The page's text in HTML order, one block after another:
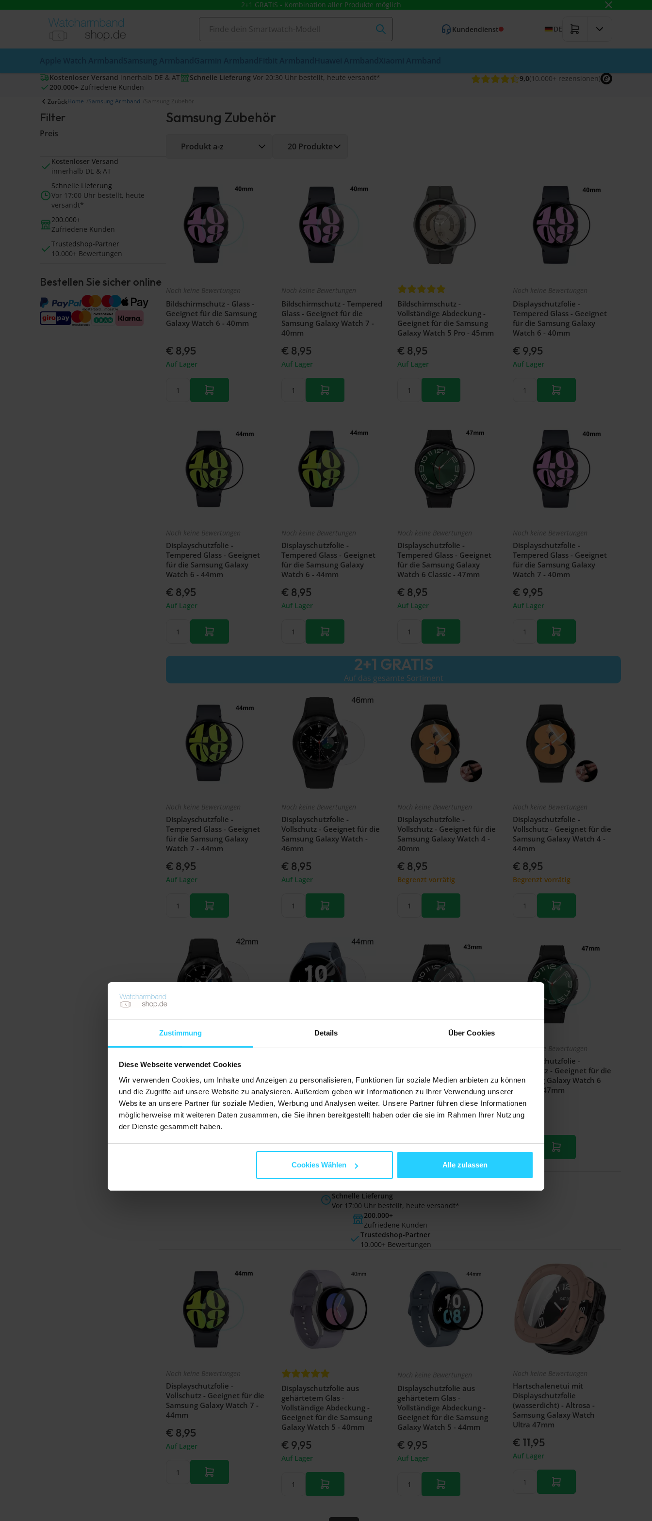
Zustimmung Details Über Cookies
Diese Webseite verwendet Cookies
Wir verwenden Cookies, um Inhalte und Anzeigen zu personalisieren, Funktionen für soziale Medien anbieten zu können
und die Zugriffe auf unsere Website zu analysieren. Außerdem geben wir Informationen zu Ihrer Verwendung unserer
Website an unsere Partner für soziale Medien, Werbung und Analysen weiter. Unsere Partner führen diese Informationen
möglicherweise mit weiteren Daten zusammen, die Sie ihnen bereitgestellt haben oder die sie im Rahmen Ihrer Nutzung
der Dienste gesammelt haben.
Cookies Wählen Alle zulassen
2+1 GRATIS - Kombination aller Produkte möglich
Kundendienst DE
Kostenloser Versand innerhalb DE & AT Schnelle Lieferung Vor 20:30 Uhr bestellt, heute versandt*
200.000+ Zufriedene Kunden
9,0(10.000+ rezensionen)
ZurückHome Samsung Armband Samsung Zubehör
Samsung Zubehör
Noch keine Bewertungen
Bildschirmschutz - Glass -
Geeignet für die Samsung
Galaxy Watch 6 - 40mm
€ 8,95
Auf Lager
Noch keine Bewertungen
Bildschirmschutz - Tempered
Glass - Geeignet für die
Samsung Galaxy Watch 7 -
40mm
€ 8,95
Auf Lager
Bildschirmschutz -
Vollständige Abdeckung -
Geeignet für die Samsung
Galaxy Watch 5 Pro - 45mm
€ 8,95
Auf Lager
Noch keine Bewertungen
Displayschutzfolie -
Tempered Glass - Geeignet
für die Samsung Galaxy
Watch 6 - 40mm
€ 9,95
Auf Lager
Noch keine Bewertungen
Displayschutzfolie -
Tempered Glass - Geeignet
für die Samsung Galaxy
Watch 6 - 44mm
€ 8,95
Auf Lager
Noch keine Bewertungen
Displayschutzfolie -
Tempered Glass - Geeignet
für die Samsung Galaxy
Watch 6 - 44mm
€ 8,95
Auf Lager
Noch keine Bewertungen
Displayschutzfolie -
Tempered Glass - Geeignet
für die Samsung Galaxy
Watch 6 Classic - 47mm
€ 8,95
Auf Lager
Noch keine Bewertungen
Displayschutzfolie -
Tempered Glass - Geeignet
für die Samsung Galaxy
Watch 7 - 40mm
€ 9,95
Auf Lager
2+1 GRATIS
Auf das gesamte Sortiment
Noch keine Bewertungen
Displayschutzfolie -
Tempered Glass - Geeignet
für die Samsung Galaxy
Watch 7 - 44mm
€ 8,95
Auf Lager
Noch keine Bewertungen
Displayschutzfolie -
Vollschutz - Geeignet für die
Samsung Galaxy Watch -
46mm
€ 8,95
Auf Lager
Noch keine Bewertungen
Displayschutzfolie -
Vollschutz - Geeignet für die
Samsung Galaxy Watch 4 -
40mm
€ 8,95
Begrenzt vorrätig
Noch keine Bewertungen
Displayschutzfolie -
Vollschutz - Geeignet für die
Samsung Galaxy Watch 4 -
44mm
€ 8,95
Begrenzt vorrätig
Noch keine Bewertungen
Displayschutzfolie -
Samsung Galaxy Watch 4
Classic - 42mm
€ 8,95
Noch keine Bewertungen
Samsung Galaxy Watch 5 -
44mm
€ 8,95
Noch keine Bewertungen
Samsung Galaxy Watch 6
Classic - 43mm
€ 8,95
Noch keine Bewertungen
Displayschutzfolie -
Vollschutz - Geeignet für die
Samsung Galaxy Watch 6
Classic - 47mm
€ 8,95
Auf Lager
Kostenloser Versand
Schnelle Lieferung
Vor 17:00 Uhr bestellt, heute versandt*
200.000+
Zufriedene Kunden
Trustedshop-Partner
10.000+ Bewertungen
Noch keine Bewertungen
Displayschutzfolie -
Vollschutz - Geeignet für die
Samsung Galaxy Watch 7 -
44mm
€ 8,95
Auf Lager
Displayschutzfolie aus
gehärtetem Glas -
Vollständige Abdeckung -
Geeignet für die Samsung
Galaxy Watch 5 - 40mm
€ 9,95
Auf Lager
Noch keine Bewertungen
Displayschutzfolie aus
gehärtetem Glas -
Vollständige Abdeckung -
Geeignet für die Samsung
Galaxy Watch 5 - 44mm
€ 9,95
Auf Lager
Noch keine Bewertungen
Hartschalenetui mit
Displayschutzfolie
(wasserdicht) - Altrosa -
Samsung Galaxy Watch
Ultra 47mm
€ 11,95
Auf Lager
Filter
Preis
Kostenloser Versand
innerhalb DE & AT
Schnelle Lieferung
Vor 17:00 Uhr bestellt, heute
versandt*
200.000+
Zufriedene Kunden
Trustedshop-Partner
10.000+ Bewertungen
Bestellen Sie sicher online